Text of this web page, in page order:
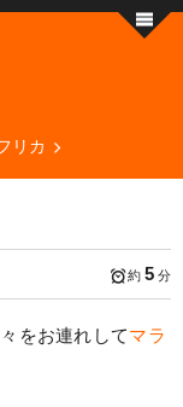
リカ
約 5 分
をお連れしてマラ